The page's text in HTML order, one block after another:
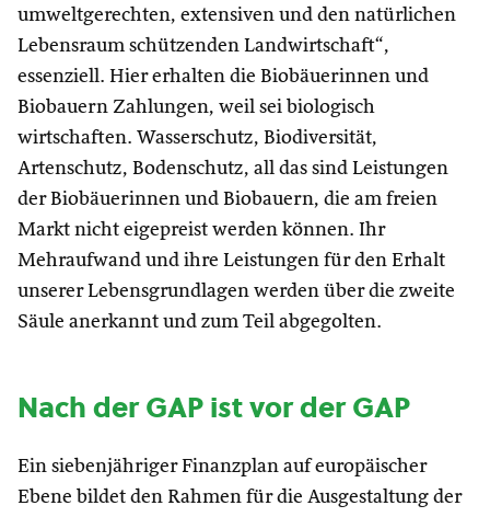
umweltgerechten, extensiven und den natürlichen
Lebensraum schützenden Landwirtschaft“,
essenziell. Hier erhalten die Biobäuerinnen und
Biobauern Zahlungen, weil sei biologisch
wirtschaften. Wasserschutz, Biodiversität,
Artenschutz, Bodenschutz, all das sind Leistungen
der Biobäuerinnen und Biobauern, die am freien
Markt nicht eigepreist werden können. Ihr
Mehraufwand und ihre Leistungen für den Erhalt
unserer Lebensgrundlagen werden über die zweite
Säule anerkannt und zum Teil abgegolten.
Nach der GAP ist vor der GAP
Ein siebenjähriger Finanzplan auf europäischer
Ebene bildet den Rahmen für die Ausgestaltung der